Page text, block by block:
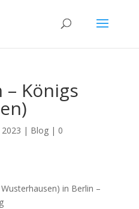
– Königs
| Blog| 0
in Berlin –